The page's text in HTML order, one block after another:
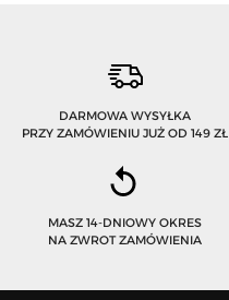
DARMOWA WYSYŁKA
PRZY ZAMÓWIENIU JUŻ OD 149 ZŁ
MASZ 14-DNIOWY OKRES
NA ZWROT ZAMÓWIENIA